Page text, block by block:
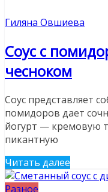
Гиляна Овшиева
Соус с
чесноком
Соус представляет
помидоров дает
йогурт — кремовую
пикантную
Читать далее
Разное